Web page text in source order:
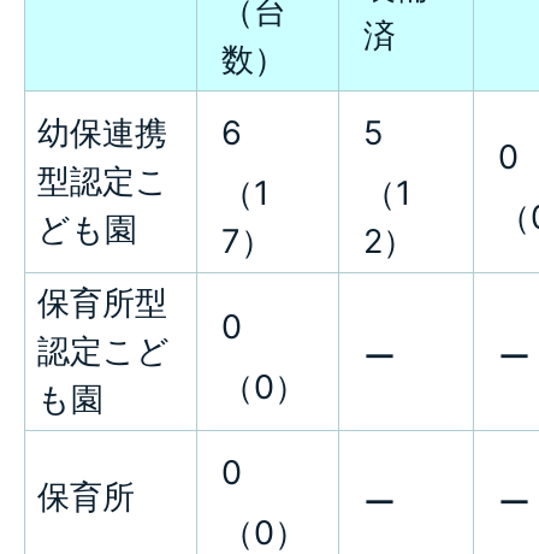
（台
数）
済
幼保連携
型認定こ
ども園
6
（1
7）
5
（1
2）
0
保育所型
認定こど
も園
0
（0）
ー ー
保育所
0
（0）
ー ー